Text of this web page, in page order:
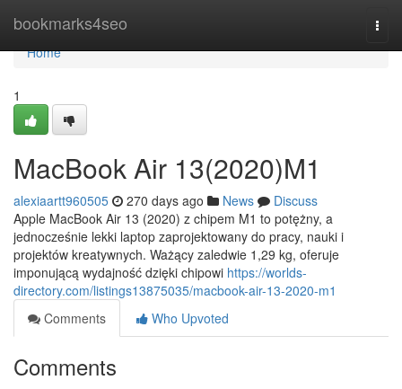
bookmarks4seo
Home
Home
1
MacBook Air 13(2020)M1
alexiaartt960505 270 days ago News
Discuss
Apple MacBook Air 13 (2020) z chipem M1 to potężny, a
jednocześnie lekki laptop zaprojektowany do pracy, nauki i
projektów kreatywnych. Ważący zaledwie 1,29 kg, oferuje
imponującą wydajność dzięki chipowi https://worlds-
directory.com/listings13875035/macbook-air-13-2020-m1
Comments
Who Upvoted
Comments